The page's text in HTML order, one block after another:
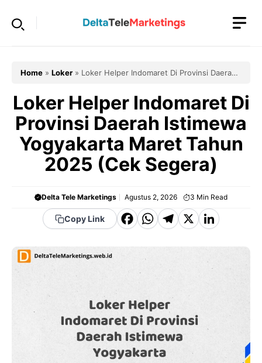
Home » Loker » Loker Helper Indomaret Di Provinsi Daerah
Loker Helper Indomaret Di
Provinsi Daerah Istimewa
Yogyakarta Maret Tahun
2025 (Cek Segera)
Delta Tele Marketings Agustus 2, 2026 3 Min Read
Copy Link
F
e
b
o
o
k
W
a
t
s
A
p
p
T
g
a
m
X Li
k
e